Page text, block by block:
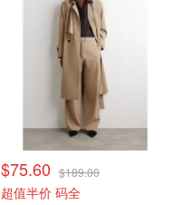
$75.60 $189.00
超值半价 码全